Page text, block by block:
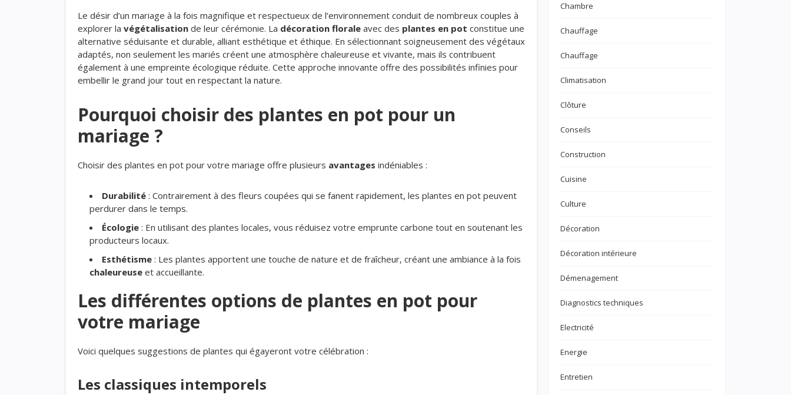
Le désir d’un mariage à la fois magnifique et respectueux de l’environnement conduit de nombreux couples à
explorer la végétalisation de leur cérémonie. La décoration florale avec des plantes en pot constitue une
alternative séduisante et durable, alliant esthétique et éthique. En sélectionnant soigneusement des végétaux
adaptés, non seulement les mariés créent une atmosphère chaleureuse et vivante, mais ils contribuent
également à une empreinte écologique réduite. Cette approche innovante offre des possibilités infinies pour
embellir le grand jour tout en respectant la nature.
Pourquoi choisir des plantes en pot pour un
mariage ?
Choisir des plantes en pot pour votre mariage offre plusieurs avantages indéniables :
Durabilité : Contrairement à des fleurs coupées qui se fanent rapidement, les plantes en pot peuvent
perdurer dans le temps.
Écologie : En utilisant des plantes locales, vous réduisez votre emprunte carbone tout en soutenant les
producteurs locaux.
Esthétisme : Les plantes apportent une touche de nature et de fraîcheur, créant une ambiance à la fois
chaleureuse et accueillante.
Les différentes options de plantes en pot pour
votre mariage
Voici quelques suggestions de plantes qui égayeront votre célébration :
Les classiques intemporels
Chambre
Chauffage
Chauffage
Climatisation
Clôture
Conseils
Construction
Cuisine
Culture
Décoration
Décoration intérieure
Démenagement
Diagnostics techniques
Electricité
Energie
Entretien